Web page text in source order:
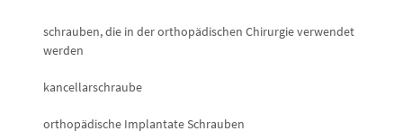
schrauben, die in der orthopädischen Chirurgie verwendet
werden
kancellarschraube
orthopädische Implantate Schrauben